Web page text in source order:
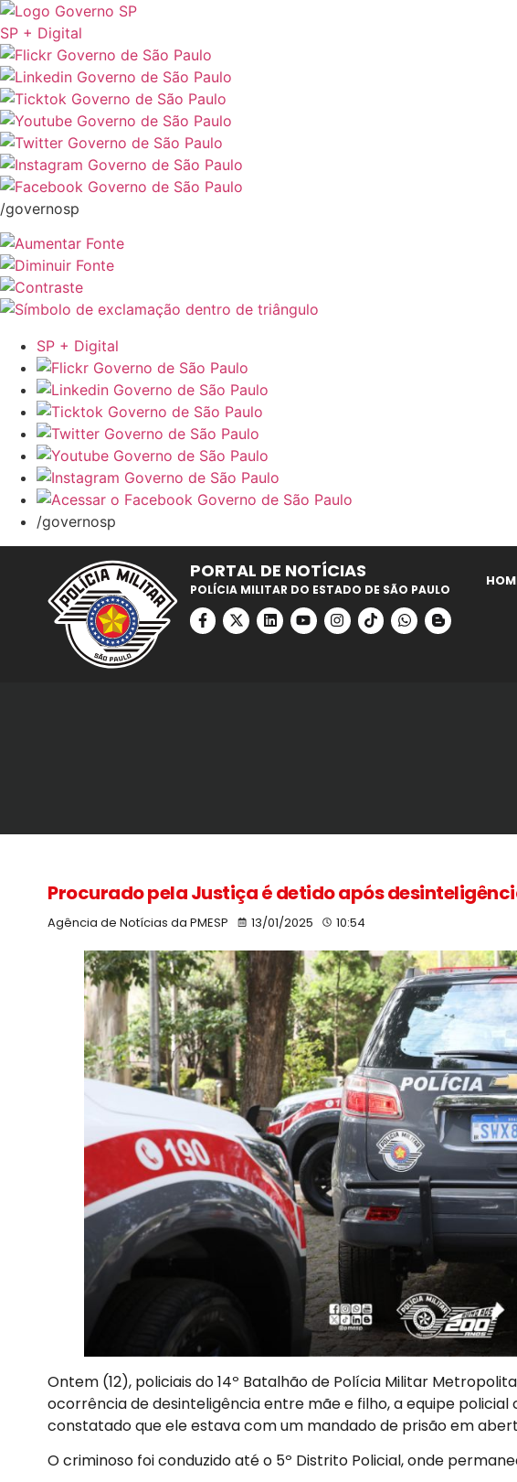
SP + Digital
/governosp
SP + Digital
/governosp
PORTAL DE NOTÍCIAS
POLÍCIA MILITAR DO ESTADO DE SÃO PAULO
Procurado pela Justiça é detido após
Agência de Notícias da PMESP 13/01/2025 10:54
Ontem (12), policiais do 14º Batalhão de Polícia Militar
ocorrência de desinteligência entre mãe e filho, a equipe policial
constatado que ele estava com um mandado de prisão em
O criminoso foi conduzido até o 5º Distrito Policial, onde